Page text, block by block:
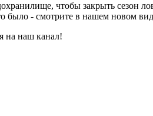
чтобы закрыть сезон
было - смотрите в нашем новом
на наш канал!